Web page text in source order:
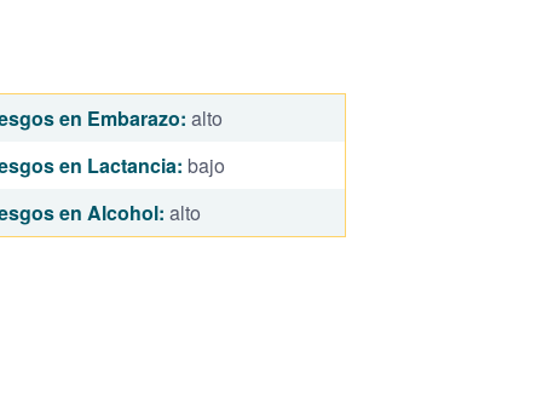
en Embarazo: alto
en Lactancia: bajo
en Alcohol: alto